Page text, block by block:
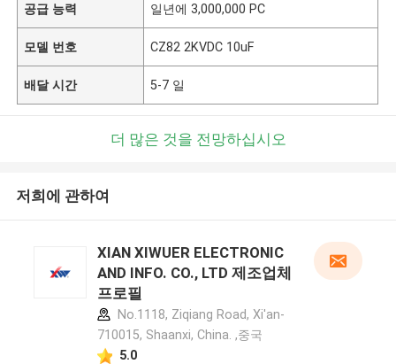
공급 능력 일년에 3,000,000 PC
모델 번호 CZ82 2KVDC 10uF
배달 시간 5-7 일
더 많은 것을 전망하십시오
저희에 관하여
XIAN XIWUER ELECTRONIC
AND INFO. CO., LTD 제조업체
프로필
No.1118, Ziqiang Road, Xi'an-
710015, Shaanxi, China. ,중국
5.0